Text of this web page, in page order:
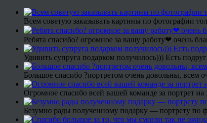
Всем советую заказывать картины по фотографии
Ребята спасибо? огромное за вашу работу❤ очень
Удивить супруга подарком получилось))) Есть
Большое спасибо ?портретом очень довольны, всем
Огромное спасибо всей вашей команде за портрет на
Безумно рады полученному подарку — портрету по